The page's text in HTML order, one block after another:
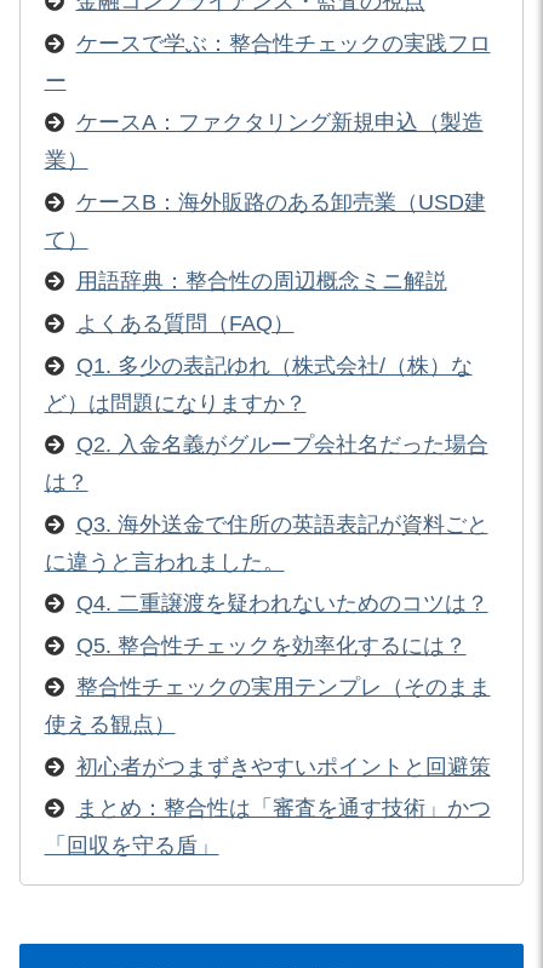
ケースで学ぶ：整合性チェックの実践フロ
ー
ケースA：ファクタリング新規申込（製造
業）
ケースB：海外販路のある卸売業（USD建
て）
用語辞典：整合性の周辺概念ミニ解説
よくある質問（FAQ）
Q1. 多少の表記ゆれ（株式会社/（株）な
ど）は問題になりますか？
Q2. 入金名義がグループ会社名だった場合
は？
Q3. 海外送金で住所の英語表記が資料ごと
に違うと言われました。
Q4. 二重譲渡を疑われないためのコツは？
Q5. 整合性チェックを効率化するには？
整合性チェックの実用テンプレ（そのまま
使える観点）
初心者がつまずきやすいポイントと回避策
まとめ：整合性は「審査を通す技術」かつ
「回収を守る盾」